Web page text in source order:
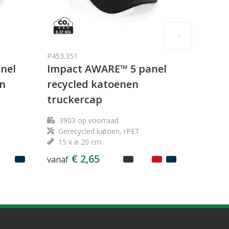
P453.351
Impact AWARE™ 5 panel
recycled katoenen
truckercap
3903 op voorraad
Gerecycled katoen, rPET
15 x ø 20 cm
vanaf € 2,65